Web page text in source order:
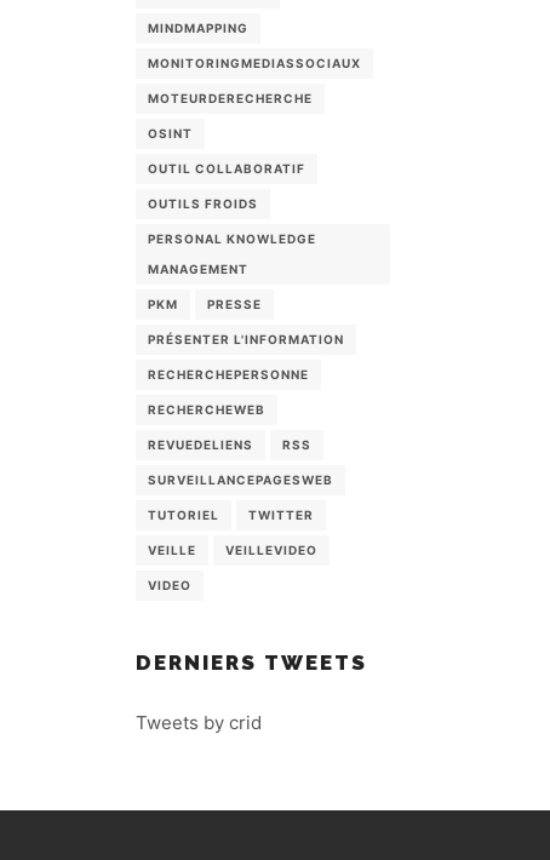
MINDMAPPING
MONITORINGMEDIASSOCIAUX
MOTEURDERECHERCHE
OSINT
OUTIL COLLABORATIF
OUTILS FROIDS
PERSONAL KNOWLEDGE
MANAGEMENT
PKM PRESSE
PRÉSENTER L'INFORMATION
RECHERCHEPERSONNE
RECHERCHEWEB
REVUEDELIENS RSS
SURVEILLANCEPAGESWEB
TUTORIEL TWITTER
VEILLE VEILLEVIDEO
VIDEO
DERNIERS TWEETS
Tweets by crid